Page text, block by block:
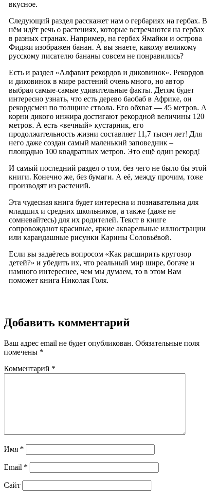
вкусное.
Следующий раздел расскажет нам о гербариях на гербах. В
нём идёт речь о растениях, которые встречаются на гербах
в разных странах. Например, на гербах Ямайки и острова
Фиджи изображен банан. А вы знаете, какому великому
русскому писателю бананы совсем не понравились?
Есть и раздел «Алфавит рекордов и диковинок». Рекордов
и диковинок в мире растений очень много, но автор
выбрал самые-самые удивительные факты. Детям будет
интересно узнать, что есть дерево баобаб в Африке, он
рекордсмен по толщине ствола. Его обхват — 45 метров. А
корни дикого инжира достигают рекордной величины 120
метров. А есть «вечный» кустарник, его
продолжительность жизни составляет 11,7 тысяч лет! Для
него даже создан самый маленький заповедник –
площадью 100 квадратных метров. Это ещё один рекорд!
И самый последний раздел о том, без чего не было бы этой
книги. Конечно же, без бумаги. А её, между прочим, тоже
производят из растений.
Эта чудесная книга будет интересна и познавательна для
младших и средних школьников, а также (даже не
сомневайтесь) для их родителей. Текст в книге
сопровождают красивые, яркие акварельные иллюстрации
или карандашные рисунки Карины Соловьёвой.
Если вы задаётесь вопросом «Как расширить кругозор
детей?» и убедить их, что реальный мир шире, богаче и
намного интереснее, чем мы думаем, то в этом Вам
поможет книга Николая Голя.
Добавить комментарий
Ваш адрес email не будет опубликован. Обязательные поля
помечены *
Комментарий *
Имя *
Email *
Сайт